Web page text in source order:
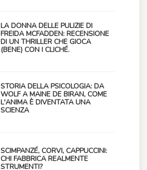
LA DONNA DELLE PULIZIE DI
FREIDA MCFADDEN: RECENSIONE
DI UN THRILLER CHE GIOCA
(BENE) CON I CLICHÉ.
STORIA DELLA PSICOLOGIA: DA
WOLF A MAINE DE BIRAN, COME
L'ANIMA È DIVENTATA UNA
SCIENZA
SCIMPANZÉ, CORVI, CAPPUCCINI:
CHI FABBRICA REALMENTE
STRUMENTI?